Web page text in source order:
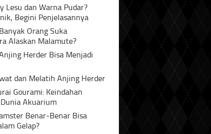
Lesu dan Warna Pudar?
Begini Penjelasannya
Orang Suka
Alaskan Malamute?
Herder Bisa Menjadi
dan Melatih Anjing Herder
Gourami: Keindahan
Akuarium
Benar-Benar Bisa
Gelap?